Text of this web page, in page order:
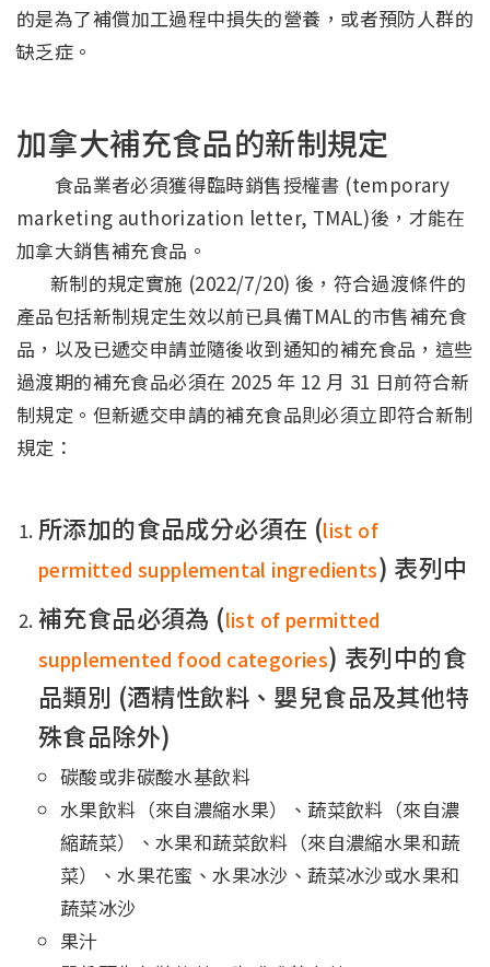
的是為了補償加工過程中損失的營養，或者預防人群的
缺乏症。
加拿大補充食品的新制規定
食品業者必須獲得臨時銷售授權書 (temporary
marketing authorization letter, TMAL)後，才能在
加拿大銷售補充食品。
新制的規定實施 (2022/7/20) 後，符合過渡條件的
產品包括新制規定生效以前已具備TMAL的市售補充食
品，以及已遞交申請並隨後收到通知的補充食品，這些
過渡期的補充食品必須在 2025 年 12 月 31 日前符合新
制規定。但新遞交申請的補充食品則必須立即符合新制
規定：
所添加的食品成分必須在 (list of
permitted supplemental ingredients) 表列中
補充食品必須為 (list of permitted
supplemented food categories) 表列中的食
品類別 (酒精性飲料、嬰兒食品及其他特
殊食品除外)
碳酸或非碳酸水基飲料
水果飲料（來自濃縮水果）、蔬菜飲料（來自濃
縮蔬菜）、水果和蔬菜飲料（來自濃縮水果和蔬
菜）、水果花蜜、水果冰沙、蔬菜冰沙或水果和
蔬菜冰沙
果汁